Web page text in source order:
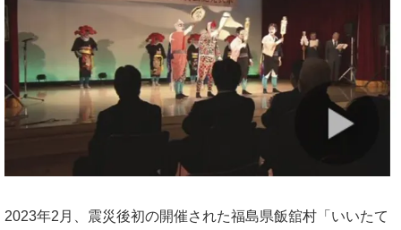
2023年2月、震災後初の開催された福島県飯舘村「いいたて